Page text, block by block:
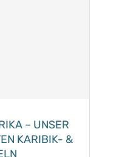
– UNSER
KARIBIK- &